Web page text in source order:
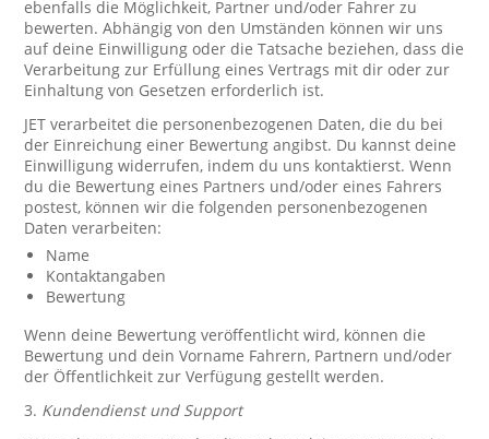
ebenfalls die Möglichkeit, Partner und/oder Fahrer zu
bewerten. Abhängig von den Umständen können wir uns
auf deine Einwilligung oder die Tatsache beziehen, dass die
Verarbeitung zur Erfüllung eines Vertrags mit dir oder zur
Einhaltung von Gesetzen erforderlich ist.
JET verarbeitet die personenbezogenen Daten, die du bei
der Einreichung einer Bewertung angibst. Du kannst deine
Einwilligung widerrufen, indem du uns kontaktierst. Wenn
du die Bewertung eines Partners und/oder eines Fahrers
postest, können wir die folgenden personenbezogenen
Daten verarbeiten:
Name
Kontaktangaben
Bewertung
Wenn deine Bewertung veröffentlicht wird, können die
Bewertung und dein Vorname Fahrern, Partnern und/oder
der Öffentlichkeit zur Verfügung gestellt werden.
3. Kundendienst und Support